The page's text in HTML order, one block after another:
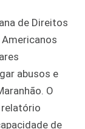
de Direitos
abusos e
O
de